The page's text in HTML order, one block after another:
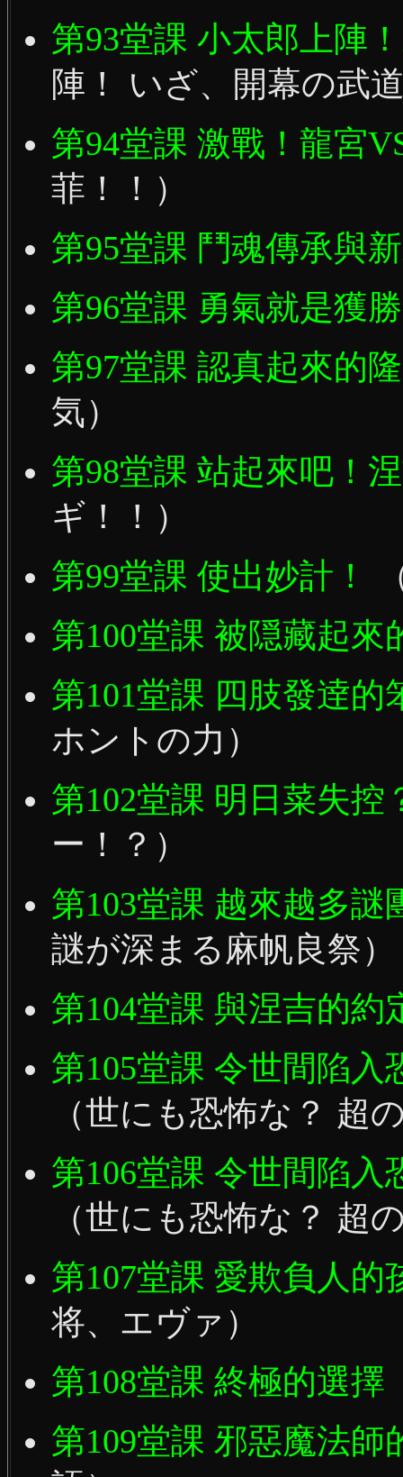
第93堂課 小太郎上陣
陣！ いざ、開幕の武
第94堂課 激戰！龍宮
菲！！）
第95堂課 鬥魂傳承與
第96堂課 勇氣就是獲
第97堂課 認真起來的
気）
第98堂課 站起來吧！
ギ！！）
第99堂課 使出妙計！
第100堂課 被隠藏起來
第101堂課 四肢發逹的
ホントの力）
第102堂課 明日菜失控
ー！？）
第103堂課 越來越多謎
謎が深まる麻帆良祭）
第104堂課 與涅吉的約
第105堂課 令世間陷
（世にも恐怖な？ 超
第106堂課 令世間陷
（世にも恐怖な？ 超
第107堂課 愛欺負人的
将、エヴァ）
第108堂課 終極的選擇
第109堂課 邪惡魔法師